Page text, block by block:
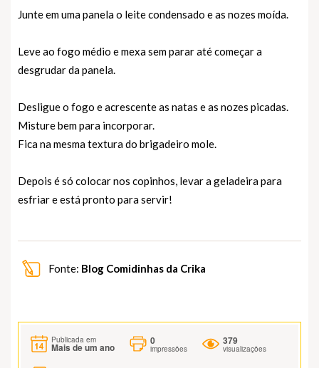
Junte em uma panela o leite condensado e as nozes moída.
Leve ao fogo médio e mexa sem parar até começar a
desgrudar da panela.
Desligue o fogo e acrescente as natas e as nozes picadas.
Misture bem para incorporar.
Fica na mesma textura do brigadeiro mole.
Depois é só colocar nos copinhos, levar a geladeira para
esfriar e está pronto para servir!
Fonte: Blog Comidinhas da Crika
Publicada em
Mais de um ano
0
impressões
379
visualizações